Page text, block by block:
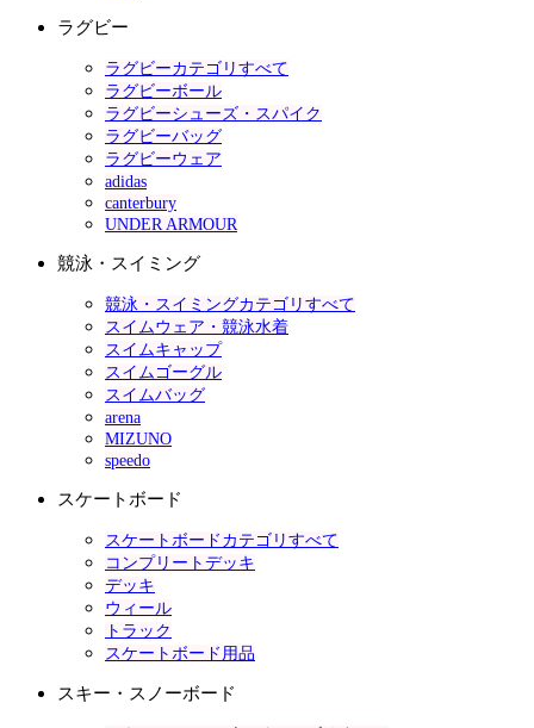
ラグビー
ラグビーカテゴリすべて
ラグビーボール
ラグビーシューズ・スパイク
ラグビーバッグ
ラグビーウェア
adidas
canterbury
UNDER ARMOUR
競泳・スイミング
競泳・スイミングカテゴリすべて
スイムウェア・競泳水着
スイムキャップ
スイムゴーグル
スイムバッグ
arena
MIZUNO
speedo
スケートボード
スケートボードカテゴリすべて
コンプリートデッキ
デッキ
ウィール
トラック
スケートボード用品
スキー・スノーボード